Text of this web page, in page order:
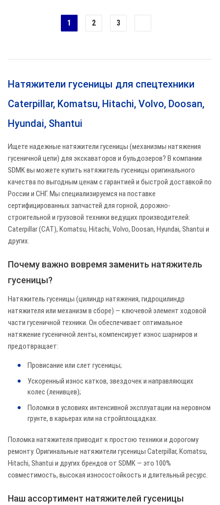
1 2 3
Натяжители гусеницы для спецтехники
Caterpillar, Komatsu, Hitachi, Volvo, Doosan,
Hyundai, Shantui
Ищете надежные натяжители гусеницы (механизмы натяжения
гусеничной цепи) для экскаваторов и бульдозеров? В компании
SDMK вы можете купить натяжитель гусеницы оригинального
качества по выгодным ценам с гарантией и быстрой доставкой по
России и СНГ. Мы специализируемся на поставке
сертифицированных запчастей для горной, дорожно-
строительной и грузовой техники ведущих производителей:
Caterpillar (CAT), Komatsu, Hitachi, Volvo, Doosan, Hyundai, Shantui и
других.
Почему важно вовремя заменить натяжитель
гусеницы?
Натяжитель гусеницы (цилиндр натяжения, гидроцилиндр
натяжителя или механизм в сборе) — ключевой элемент ходовой
части гусеничной техники. Он обеспечивает оптимальное
натяжение гусеничной ленты, компенсирует износ шарниров и
предотвращает:
Провисание или слет гусеницы;
Ускоренный износ катков, звездочек и направляющих
колес (ленивцев);
Поломки в условиях интенсивной эксплуатации на неровном
грунте, в карьерах или на стройплощадках.
Поломка натяжителя приводит к простою техники и дорогому
ремонту. Оригинальные натяжители гусеницы Caterpillar, Komatsu,
Hitachi, Shantui и других брендов от SDMK — это 100%
совместимость, высокая износостойкость и длительный ресурс.
Наш ассортимент натяжителей гусеницы